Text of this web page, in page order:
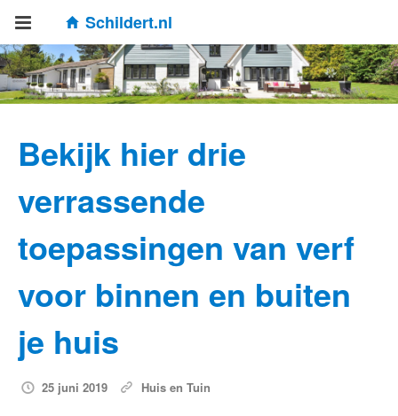
Schildert.nl
Bekijk hier drie
verrassende
toepassingen van verf
voor binnen en buiten
je huis
25 juni 2019 Huis en Tuin